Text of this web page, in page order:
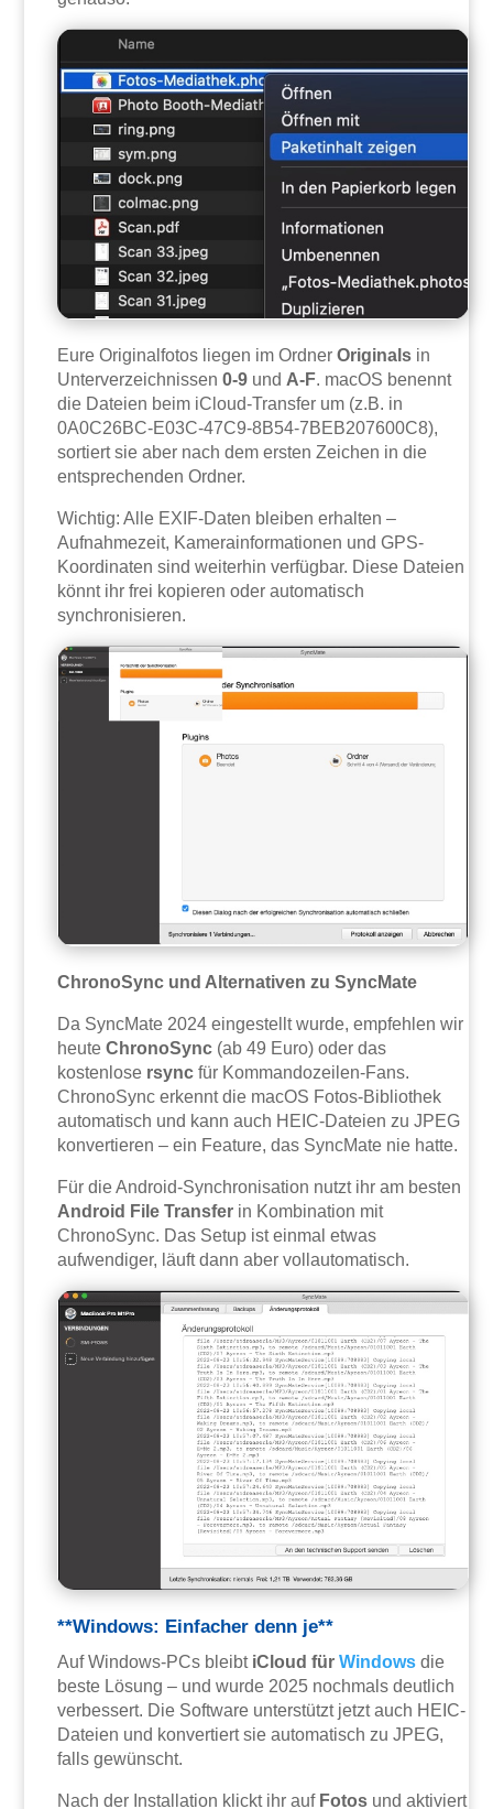
Eure Originalfotos liegen im OrdnerOriginals in
Unterverzeichnissen0-9 und A-F. macOS benennt
die Dateien beim iCloud-Transfer um (z.B. in
0A0C26BC-E03C-47C9-8B54-7BEB207600C8),
sortiert sie aber nach dem ersten Zeichen in die
entsprechenden Ordner.
Wichtig: Alle EXIF-Daten bleiben erhalten –
Aufnahmezeit, Kamerainformationen und GPS-
Koordinaten sind weiterhin verfügbar. Diese Dateien
könnt ihr frei kopieren oder automatisch
synchronisieren.
ChronoSync und Alternativen zu SyncMate
Da SyncMate 2024 eingestellt wurde, empfehlen wir
heuteChronoSync (ab 49 Euro) oder das
kostenlose rsync für Kommandozeilen-Fans.
ChronoSync erkennt die macOS Fotos-Bibliothek
automatisch und kann auch HEIC-Dateien zu JPEG
konvertieren – ein Feature, das SyncMate nie hatte.
Für die Android-Synchronisation nutzt ihr am besten
Android File Transfer in Kombination mit
ChronoSync. Das Setup ist einmal etwas
aufwendiger, läuft dann aber vollautomatisch.
**Windows: Einfacher denn je**
Auf Windows-PCs bleibt iCloud fürWindows die
beste Lösung – und wurde 2025 nochmals deutlich
verbessert. Die Software unterstützt jetzt auch HEIC-
Dateien und konvertiert sie automatisch zu JPEG,
falls gewünscht.
Nach der Installation klickt ihr auf Fotos und aktiviert